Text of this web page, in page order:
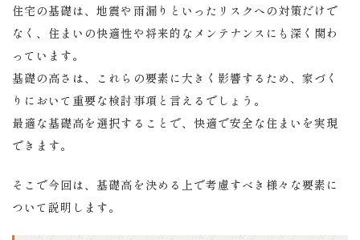
住宅の基礎は、地震や雨漏りといったリスクへの対策だけで
なく、住まいの快適性や将来的なメンテナンスにも深く関わ
っています。
基礎の高さは、これらの要素に大きく影響するため、家づく
りにおいて重要な検討事項と言えるでしょう。
最適な基礎高を選択することで、快適で安全な住まいを実現
できます。
そこで今回は、基礎高を決める上で考慮すべき様々な要素に
ついて説明します。